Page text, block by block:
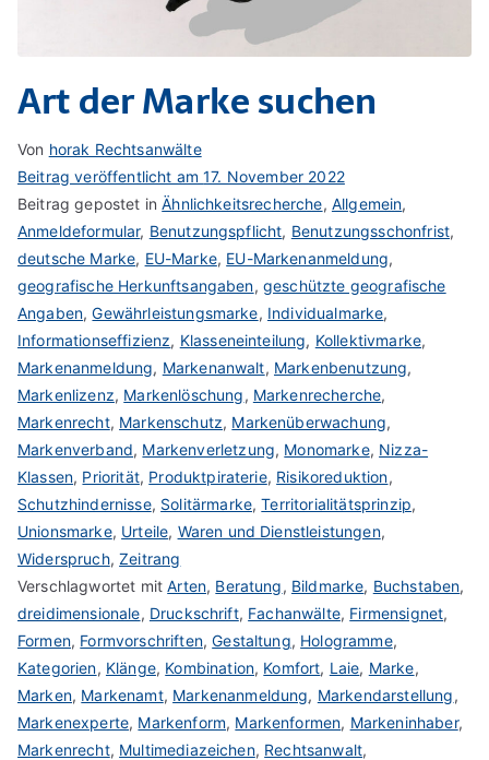
Art der Marke suchen
Von horak Rechtsanwälte
Beitrag veröffentlicht am17. November 2022
Beitrag gepostet inÄhnlichkeitsrecherche, Allgemein,
Anmeldeformular, Benutzungspflicht, Benutzungsschonfrist,
deutsche Marke, EU-Marke, EU-Markenanmeldung,
geografische Herkunftsangaben, geschützte geografische
Angaben,Gewährleistungsmarke, Individualmarke,
Informationseffizienz, Klasseneinteilung, Kollektivmarke,
Markenanmeldung, Markenanwalt, Markenbenutzung,
Markenlizenz, Markenlöschung, Markenrecherche,
Markenrecht, Markenschutz, Markenüberwachung,
Markenverband, Markenverletzung, Monomarke, Nizza-
Klassen, Priorität, Produktpiraterie, Risikoreduktion,
Schutzhindernisse, Solitärmarke,Territorialitätsprinzip,
Unionsmarke, Urteile, Waren und Dienstleistungen,
Widerspruch,Zeitrang
Verschlagwortet mitArten, Beratung, Bildmarke, Buchstaben,
dreidimensionale, Druckschrift, Fachanwälte, Firmensignet,
Formen, Formvorschriften,Gestaltung, Hologramme,
Kategorien, Klänge, Kombination, Komfort, Laie, Marke,
Marken, Markenamt, Markenanmeldung, Markendarstellung,
Markenexperte, Markenform, Markenformen, Markeninhaber,
Markenrecht, Multimediazeichen, Rechtsanwalt,